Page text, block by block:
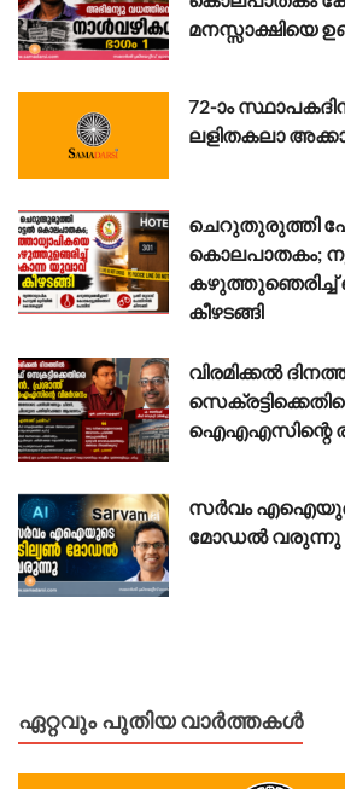
മനസ്സാക്ഷിയെ
72-ാം
ലളിതകലാ
ചെറുതുരുത്തി
കൊലപാതകം;
കീഴടങ്ങി
വിരമിക്കൽ
ഐഎഎസിന്റെ
സർവം
മോഡൽ വരുന്നു
ഏറ്റവും പുതിയ വാർത്തകൾ